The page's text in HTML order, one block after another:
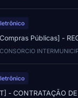
Públicas] -
- CONTRATAÇÃO